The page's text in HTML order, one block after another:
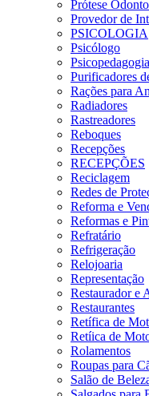
Prótese
Provedor de
PSICOLOGIA
Psicólogo
Psicopedagogia
Purificadores
Rações para
Radiadores
Rastreadores
Reboques
Recepções
RECEPÇÕES
Reciclagem
Redes de
Reforma e
Reformas e
Refratário
Refrigeração
Relojoaria
Representação
Restaurador e
Restaurantes
Retífica de
Retíica de
Rolamentos
Roupas para
Salão de